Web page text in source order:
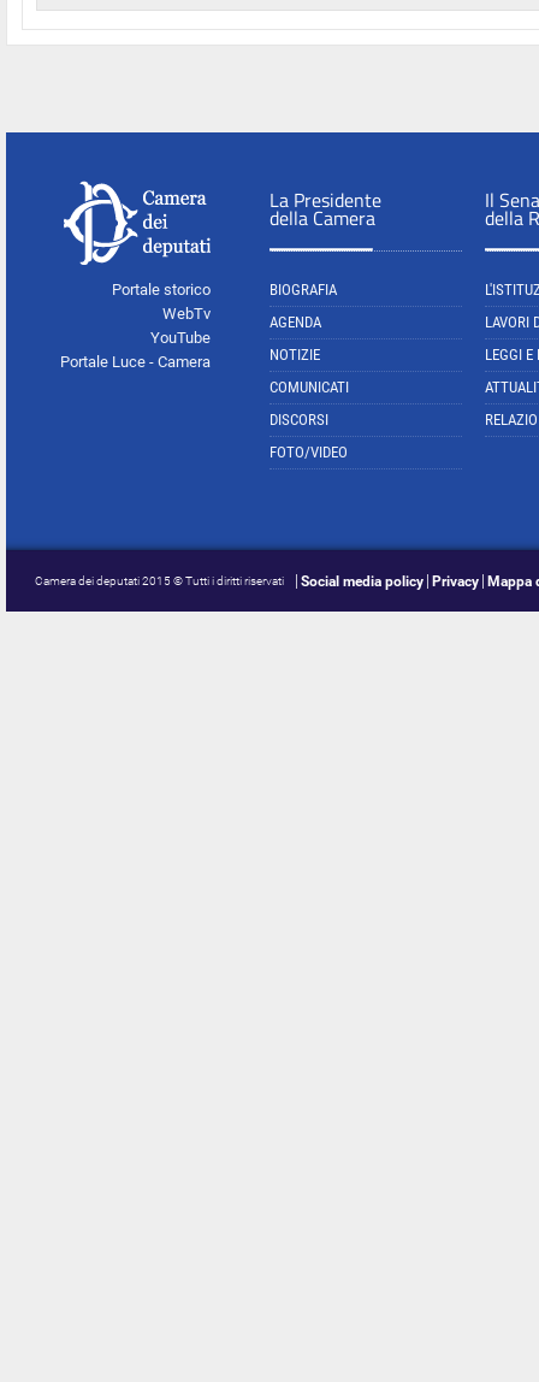
Portale storico
WebTv
YouTube
Portale Luce - Camera
La Presidente
della Camera
BIOGRAFIA
AGENDA
NOTIZIE
COMUNICATI
DISCORSI
FOTO/VIDEO
Il
della
LAVORI
LEGGI E
Camera dei deputati 2015 © Tutti i diritti riservati Social media policy Privacy Mappa